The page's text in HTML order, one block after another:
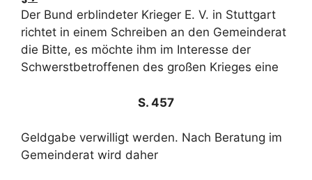
Der Bund erblindeter Krieger E. V. in Stuttgart
richtet in einem Schreiben an den Gemeinderat
die Bitte, es möchte ihm im Interesse der
Schwerstbetroffenen des großen Krieges eine
S. 457
Geldgabe verwilligt werden. Nach Beratung im
Gemeinderat wird daher